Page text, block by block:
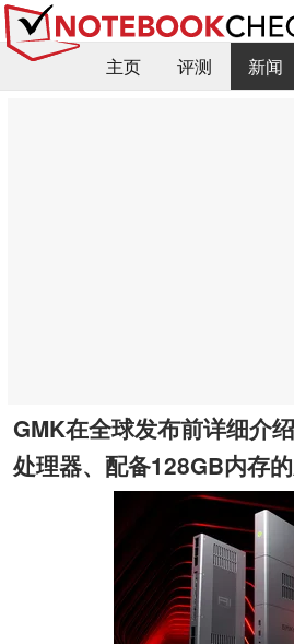
主页 评测
新闻
GMK在全球发布前详细介
处理器、配备128GB内存